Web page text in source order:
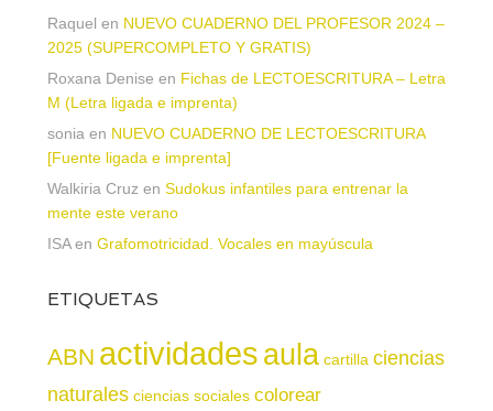
Raquel en NUEVO CUADERNO DEL PROFESOR 2024 –
2025 (SUPERCOMPLETO Y GRATIS)
Roxana Denise en Fichas de LECTOESCRITURA – Letra
M (Letra ligada e imprenta)
sonia en NUEVO CUADERNO DE LECTOESCRITURA
[Fuente ligada e imprenta]
Walkiria Cruz en Sudokus infantiles para entrenar la
mente este verano
ISAen Grafomotricidad. Vocales en mayúscula
ETIQUETAS
ABN actividadesaula cartilla ciencias
naturales ciencias sociales colorear